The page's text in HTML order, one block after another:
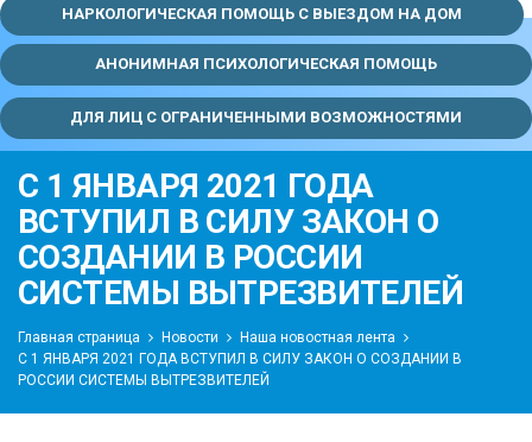
НАРКОЛОГИЧЕСКАЯ ПОМОЩЬ С ВЫЕЗДОМ НА ДОМ
АНОНИМНАЯ ПСИХОЛОГИЧЕСКАЯ ПОМОЩЬ
ДЛЯ ЛИЦ С ОГРАНИЧЕННЫМИ ВОЗМОЖНОСТЯМИ
С 1 ЯНВАРЯ 2021 ГОДА
ВСТУПИЛ В СИЛУ ЗАКОН О
СОЗДАНИИ В РОССИИ
СИСТЕМЫ ВЫТРЕЗВИТЕЛЕЙ
Главная страница Новости
Наша новостная лента
С 1 ЯНВАРЯ 2021 ГОДА ВСТУПИЛ В СИЛУ ЗАКОН О СОЗДАНИИ В
РОССИИ СИСТЕМЫ ВЫТРЕЗВИТЕЛЕЙ